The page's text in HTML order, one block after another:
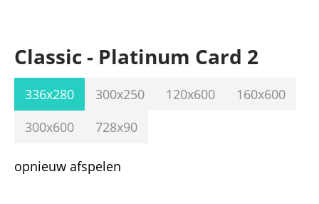
Classic - Platinum Card 2
336x280 300x250 120x600
160x600
300x600
728x90
opnieuw afspelen